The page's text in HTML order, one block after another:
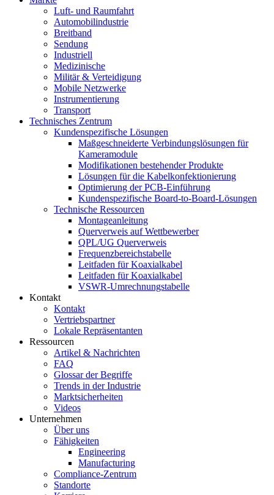
Luft- und Raumfahrt
Automobilindustrie
Breitband
Sendung
Industriell
Medizinische
Militär & Verteidigung
Mobile Netzwerke
Instrumentierung
Transport
Technisches Zentrum
Kundenspezifische Lösungen
Maßgeschneiderte Verbindungslösungen für
Kameramodule
Modifikationen bestehender Produkte
Lösungen für die Kabelkonfektionierung
Optimierung der PCB-Einführung
Kundenspezifische Board-to-Board-Lösungen
Technische Ressourcen
Montageanleitung
Querverweis auf Wettbewerber
QPL/UG Querverweis
Frequenzbereichstabelle
Leitfaden für Koaxialkabel
Leitfaden für Koaxialkabel
VSWR-Umrechnungstabelle
Kontakt
Kontakt
Vertriebspartner
Lokale Repräsentanten
Ressourcen
Artikel & Nachrichten
FAQ
Glossar der Begriffe
Trends in der Industrie
Marktsicherheiten
Videos
Unternehmen
Über uns
Fähigkeiten
Engineering
Manufacturing
Compliance-Zentrum
Standorte